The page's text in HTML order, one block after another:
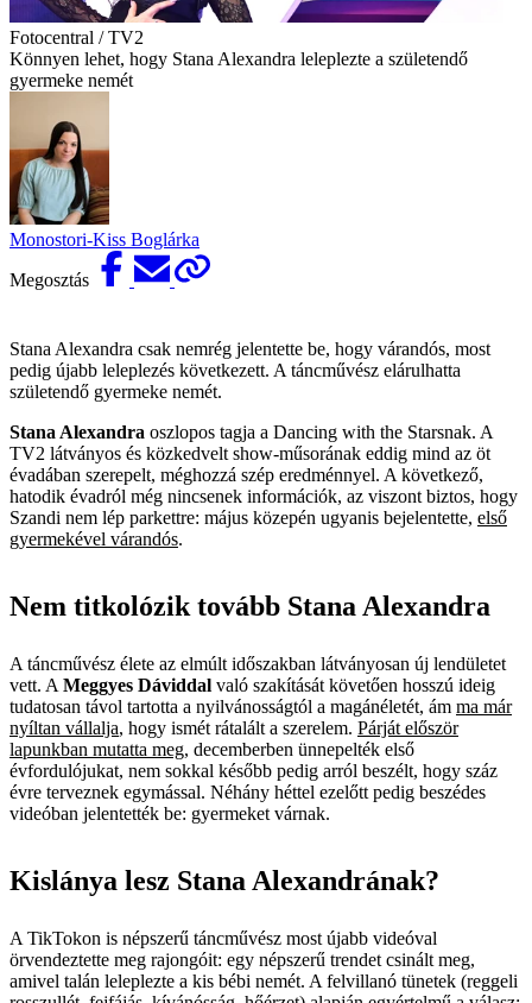
Fotocentral / TV2
Könnyen lehet, hogy Stana Alexandra leleplezte a születendő
gyermeke nemét
Monostori-Kiss Boglárka
Megosztás
Stana Alexandra csak nemrég jelentette be, hogy várandós, most
pedig újabb leleplezés következett. A táncművész elárulhatta
születendő gyermeke nemét.
Stana Alexandra oszlopos tagja a Dancing with the Starsnak. A
TV2 látványos és közkedvelt show-műsorának eddig mind az öt
évadában szerepelt, méghozzá szép eredménnyel. A következő,
hatodik évadról még nincsenek információk, az viszont biztos, hogy
Szandi nem lép parkettre: május közepén ugyanis bejelentette, első
gyermekével várandós.
Nem titkolózik tovább Stana Alexandra
A táncművész élete az elmúlt időszakban látványosan új lendületet
vett. A Meggyes Dáviddal való szakítását követően hosszú ideig
tudatosan távol tartotta a nyilvánosságtól a magánéletét, ám ma már
nyíltan vállalja, hogy ismét rátalált a szerelem. Párját először
lapunkban mutatta meg, decemberben ünnepelték első
évfordulójukat, nem sokkal később pedig arról beszélt, hogy száz
évre terveznek egymással. Néhány héttel ezelőtt pedig beszédes
videóban jelentették be: gyermeket várnak.
Kislánya lesz Stana Alexandrának?
A TikTokon is népszerű táncművész most újabb videóval
örvendeztette meg rajongóit: egy népszerű trendet csinált meg,
amivel talán leleplezte a kis bébi nemét. A felvillanó tünetek (reggeli